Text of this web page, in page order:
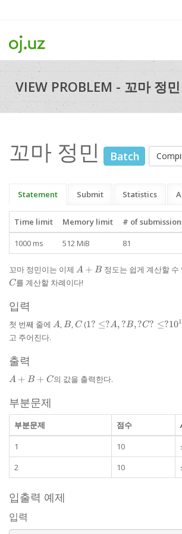
VIEW PROBLEM - 꼬마 정
꼬마 정민 Batch
Statement Submit Statistics
Time limit Memory limit # of
1000 ms
512 MiB 81
꼬마 정민이는 이제 A
+
B
A + B 정도는 쉽게 계산할 수
C를 계산할 차례이다!
입력
첫 번째 줄에 A
A , B
B,C
C(1?\le?
1? ≤?A , ? B,?C? ≤?10
고 주어진다.
출력
A+B+C
A + B + C의 값을 출력한다.
부분문제
부분문제 점수
1
10
2
10
입출력 예제
입력